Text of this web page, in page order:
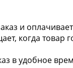
и
когда товар
в удобное